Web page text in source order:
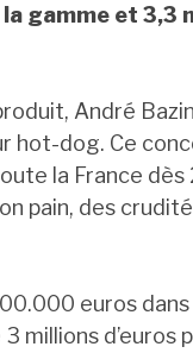
gamme et 3,3
André
hot-dog. Ce
la France
pain, des
euros
millions d’euros